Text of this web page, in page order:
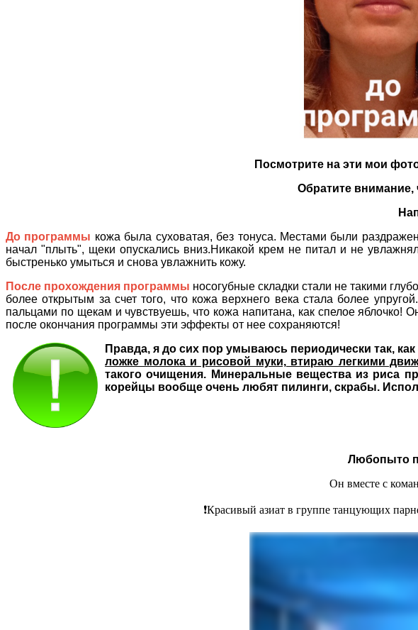
Посмотрите на эти мои
Обратите внимание,
До программы кожа была суховатая, без тонуса. Местами были
начал "плыть", щеки опускались вниз.Никакой крем не питал и не
быстренько умыться и снова увлажнить кожу.
После прохождения программы носогубные складки стали не такими
более открытым за счет того, что кожа верхнего века стала более
пальцами по щекам и чувствуешь, что кожа напитана, как спелое яблочко!
после окончания программы эти эффекты от нее сохраняются!
Правда, я до сих пор умываюсь периодически так,
ложке молока и рисовой муки, втираю легкими
такого очищения. Минеральные вещества из риса
корейцы вообще очень любят пилинги, скрабы.
Любопыто
Он вместе с
❗Красивый азиат в группе танцующих